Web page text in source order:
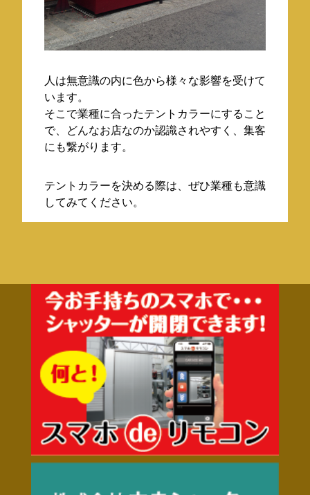
人は無意識の内に色から様々な影響を受けて
います。
そこで業種に合ったテントカラーにすること
で、どんなお店なのか認識されやすく、集客
にも繋がります。
テントカラーを決める際は、ぜひ業種も意識
してみてください。